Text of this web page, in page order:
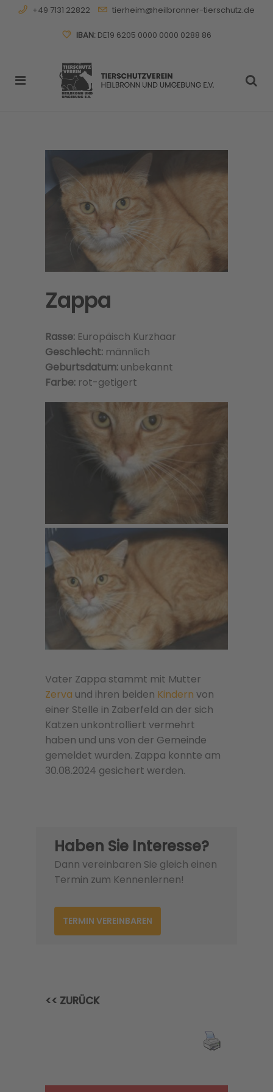
+49 7131 22822 tierheim@heilbronner-tierschutz.de
IBAN:DE19 6205 0000 0000 0288 86
Zappa
Rasse: Europäisch Kurzhaar
Geschlecht: männlich
Geburtsdatum: unbekannt
Farbe: rot-getigert
Vater Zappa stammt mit Mutter
Zerva und ihren beiden Kindern von
einer Stelle in Zaberfeld an der sich
Katzen unkontrolliert vermehrt
haben und uns von der Gemeinde
gemeldet wurden. Zappa konnte am
30.08.2024 gesichert werden.
Haben Sie Interesse?
Dann vereinbaren Sie gleich einen
Termin zum Kennenlernen!
TERMIN VEREINBAREN
<< ZURÜCK